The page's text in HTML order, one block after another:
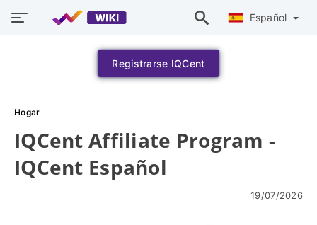
Español
Registrarse IQCent
Hogar
IQCent Affiliate Program -
IQCent Español
19/07/2026